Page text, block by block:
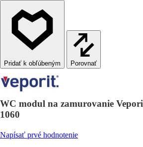
Porovnať
WC modul na zamurovanie
1060
Napísať prvé hodnotenie